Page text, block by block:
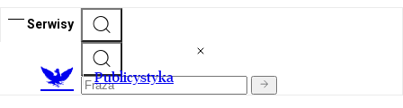
Serwisy
Publicystyka